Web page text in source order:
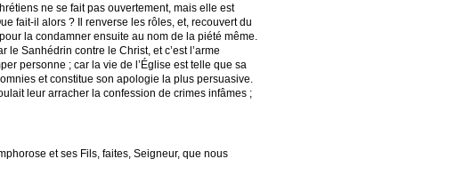
ne se fait pas ouvertement, mais elle est
fait-il alors ? Il renverse les rôles, et, recouvert du
la condamner ensuite au nom de la piété même.
Sanhédrin contre le Christ, et c’est l’arme
personne ; car la vie de l’Église est telle que sa
et constitue son apologie la plus persuasive.
leur arracher la confession de crimes infâmes ;
et ses Fils, faites, Seigneur, que nous